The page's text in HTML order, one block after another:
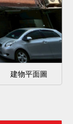
建物平面圖